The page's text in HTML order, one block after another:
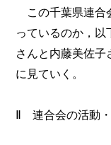
この千葉県連合
っているのか，以
さんと内藤美佐子
に見ていく。
Ⅱ 連合会の活動・